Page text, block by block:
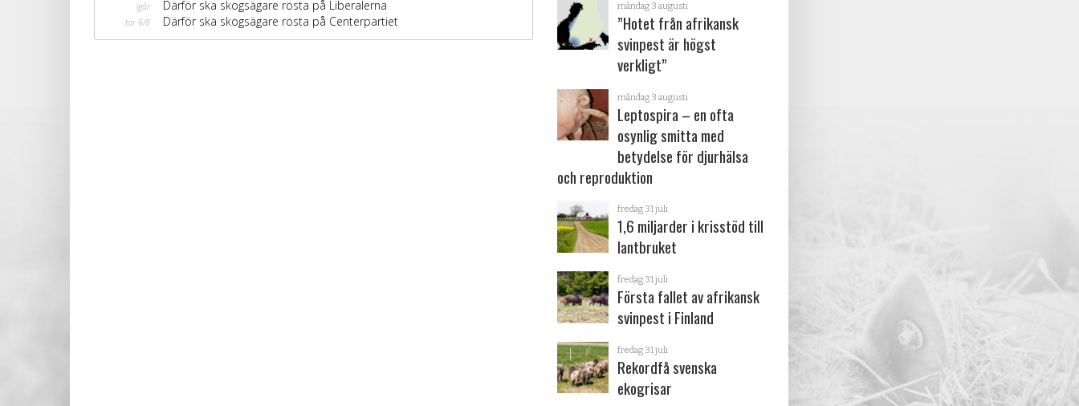
måndag 3 augusti
”Hotet från afrikansk
svinpest är högst
verkligt”
måndag 3 augusti
Leptospira – en ofta
osynlig smitta med
betydelse för djurhälsa
och reproduktion
fredag 31 juli
1,6 miljarder i krisstöd till
lantbruket
fredag 31 juli
Första fallet av afrikansk
svinpest i Finland
fredag 31 juli
Rekordfå svenska
ekogrisar